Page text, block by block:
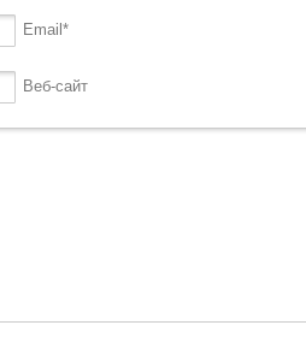
Email *
Веб-сайт